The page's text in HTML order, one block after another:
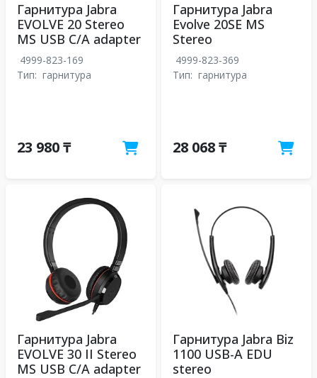
Гарнитура Jabra
EVOLVE 20 Stereo
MS USB C/A adapter
4999-823-169
Тип: гарнитура
23 980 ₸
Гарнитура Jabra
Evolve 20SE MS
Stereo
4999-823-369
Тип: гарнитура
28 068 ₸
Гарнитура Jabra
EVOLVE 30 II Stereo
MS USB C/A adapter
Гарнитура Jabra Biz
1100 USB-A EDU
stereo